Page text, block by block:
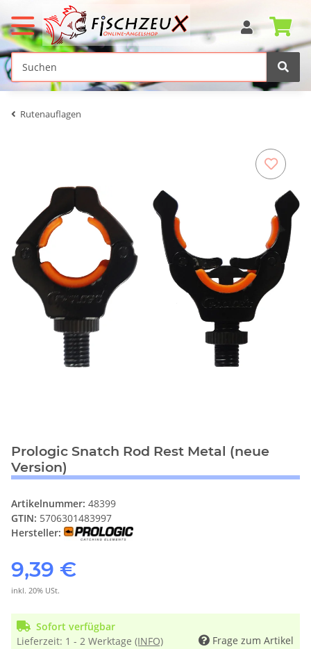
Rutenauflagen
Prologic Snatch Rod Rest Metal (neue
Version)
Artikelnummer: 48399
GTIN: 5706301483997
Hersteller:
9,39 €
inkl. 20% USt.
Sofort verfügbar
Lieferzeit: 1 - 2 Werktage (INFO) Frage zum Artikel